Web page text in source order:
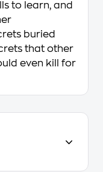
to learn, and
buried
that other
even kill for